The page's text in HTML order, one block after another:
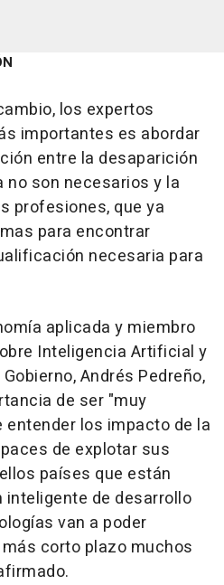
los expertos
importantes es abordar
entre la desaparición
no son necesarios y la
profesiones, que ya
para encontrar
necesaria para
aplicada y miembro
Inteligencia Artificial y
Andrés Pedreño,
de ser "muy
entender los impacto de la
de explotar sus
países que están
de desarrollo
van a poder
corto plazo muchos